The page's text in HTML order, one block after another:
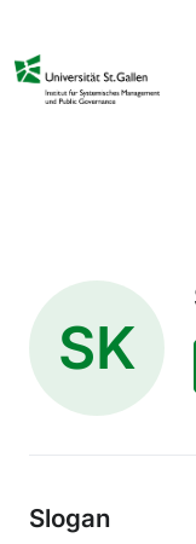
SK
Slogan